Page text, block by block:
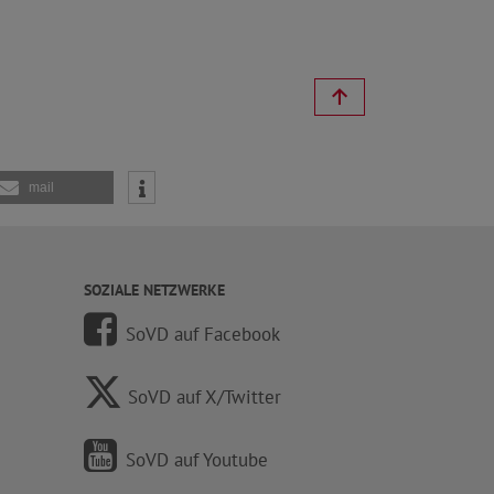
mail
SOZIALE NETZWERKE
SoVD auf Facebook
SoVD auf X/Twitter
SoVD auf Youtube